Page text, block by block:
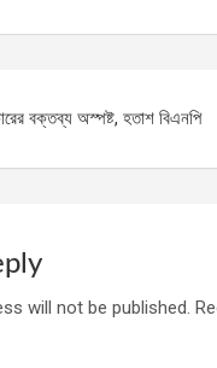
বক্তব্য অস্পষ্ট, হতাশ বিএনপি
will not be published.